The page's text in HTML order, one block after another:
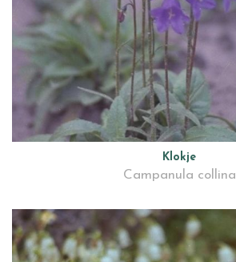
Klokje
Campanula collina